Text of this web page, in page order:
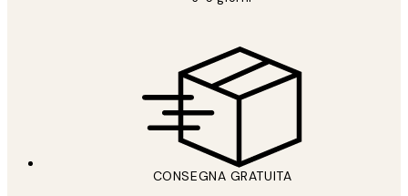
CONSEGNA GRATUITA